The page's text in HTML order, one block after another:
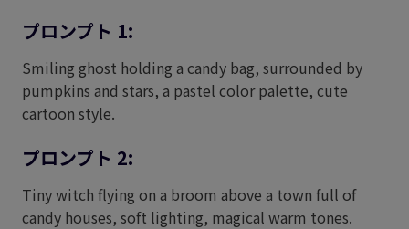
プロンプト 1:
Smiling ghost holding a candy bag, surrounded by
pumpkins and stars, a pastel color palette, cute
cartoon style.
プロンプト 2:
Tiny witch flying on a broom above a town full of
candy houses, soft lighting, magical warm tones.